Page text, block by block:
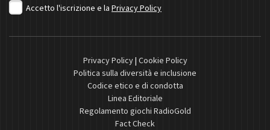
Accetto l'iscrizione e la Privacy Policy
Privacy Policy| Cookie Policy
Politica sulla diversità e inclusione
Codice etico e di condotta
Linea Editoriale
Regolamento giochi RadioGold
Fact Check